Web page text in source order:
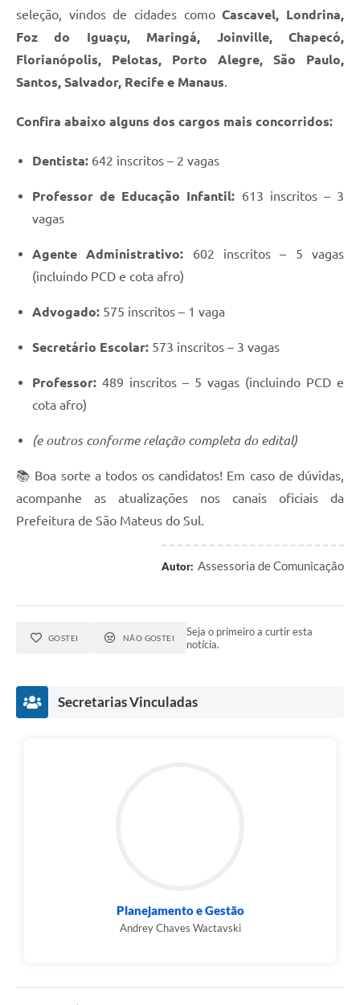
SIC
Briefing de Ações, Divulgações e Eventos
seleção, vindos de cidades comoCascavel, Londrina,
Foz do Iguaçu, Maringá, Joinville, Chapecó,
Florianópolis, Pelotas, Porto Alegre, São Paulo,
Santos, Salvador, Recife e Manaus.
Confira abaixo alguns dos cargos mais concorridos:
Dentista: 642 inscritos – 2 vagas
Professor de Educação Infantil: 613 inscritos – 3
vagas
Agente Administrativo: 602 inscritos – 5 vagas
(incluindo PCD e cota afro)
Advogado: 575 inscritos – 1 vaga
Secretário Escolar: 573 inscritos – 3 vagas
Professor: 489 inscritos – 5 vagas (incluindo PCD e
cota afro)
(e outros conforme relação completa do edital)
📚 Boa sorte a todos os candidatos! Em caso de dúvidas,
acompanhe as atualizações nos canais oficiais da
Prefeitura de São Mateus do Sul.
Autor: Assessoria de Comunicação
GOSTEI NÃO GOSTEI
Seja o primeiro a curtir esta
notícia.
Secretarias Vinculadas
Planejamento e Gestão
Andrey Chaves Wactavski